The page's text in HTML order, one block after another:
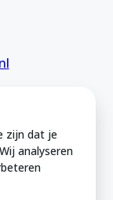
zijn dat je
analyseren
de